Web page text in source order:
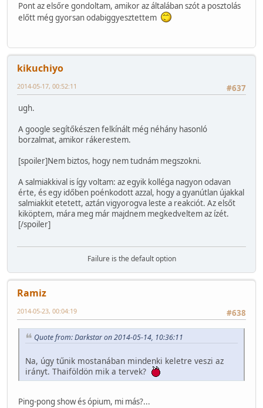
Pont az elsőre gondoltam, amikor az általában szót a posztolás
előtt még gyorsan odabiggyesztettem
kikuchiyo
#637
2014-05-17, 00:52:11
ugh.
A google segítőkészen felkínált még néhány hasonló
borzalmat, amikor rákerestem.
[spoiler]Nem biztos, hogy nem tudnám megszokni.
A salmiakkival is így voltam: az egyik kolléga nagyon odavan
érte, és egy időben poénkodott azzal, hogy a gyanútlan újakkal
salmiakkit etetett, aztán vigyorogva leste a reakciót. Az elsőt
kiköptem, mára meg már majdnem megkedveltem az ízét.
[/spoiler]
Failure is the default option
Ramiz
#638
2014-05-23, 00:04:19
Quote from: Darkstar on 2014-05-14, 10:36:11
Na, úgy tűnik mostanában mindenki keletre veszi az
irányt. Thaiföldön mik a tervek?
Ping-pong show és ópium, mi más?...